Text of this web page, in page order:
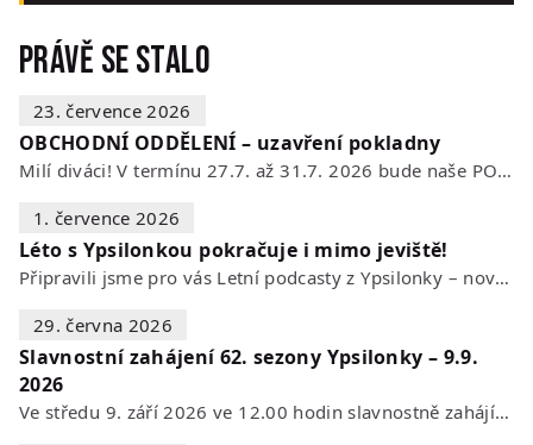
Právě se stalo
23. července 2026
OBCHODNÍ ODDĚLENÍ – uzavření pokladny
Milí diváci! V termínu 27.7. až 31.7. 2026 bude naše POKLADNA z technických…
1. července 2026
Léto s Ypsilonkou pokračuje i mimo jeviště!
Připravili jsme pro vás Letní podcasty z Ypsilonky – novou sérii rozhovorů s…
29. června 2026
Slavnostní zahájení 62. sezony Ypsilonky – 9.9.
2026
Ve středu 9. září 2026 ve 12.00 hodin slavnostně zahájíme novou divadelní…